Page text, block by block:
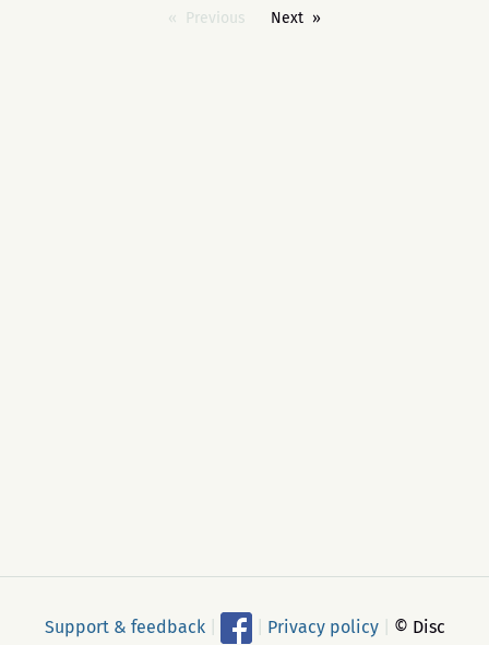
Previous Next
Support & feedback Privacy policy
© Disc